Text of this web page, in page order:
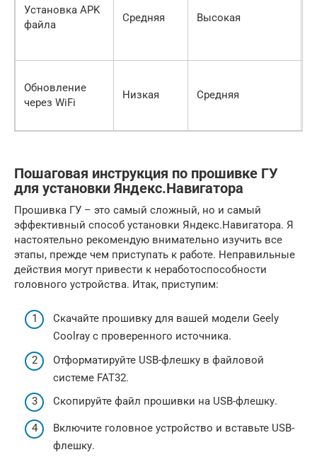
Установка APK
файла
Средняя Высокая
Обновление
через WiFi
Низкая Средняя
Пошаговая инструкция по прошивке ГУ
для установки Яндекс.Навигатора
Прошивка ГУ – это самый сложный, но и самый
эффективный способ установки Яндекс.Навигатора. Я
настоятельно рекомендую внимательно изучить все
этапы, прежде чем приступать к работе. Неправильные
действия могут привести к неработоспособности
головного устройства. Итак, приступим:
Скачайте прошивку для вашей модели Geely
Coolray с проверенного источника.
Отформатируйте USB-флешку в файловой
системе FAT32.
Скопируйте файл прошивки на USB-флешку.
Включите головное устройство и вставьте USB-
флешку.